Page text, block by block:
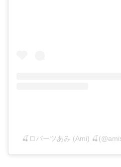
🍒ロバーツあみ (Ami)